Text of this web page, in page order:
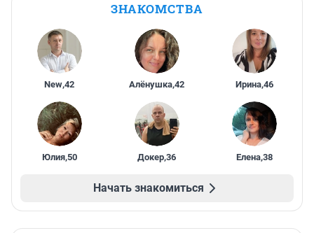
ЗНАКОМСТВА
New,42 Алёнушка,42 Ирина,46
Юлия,50 Докер,36 Елена,38
Начать знакомиться